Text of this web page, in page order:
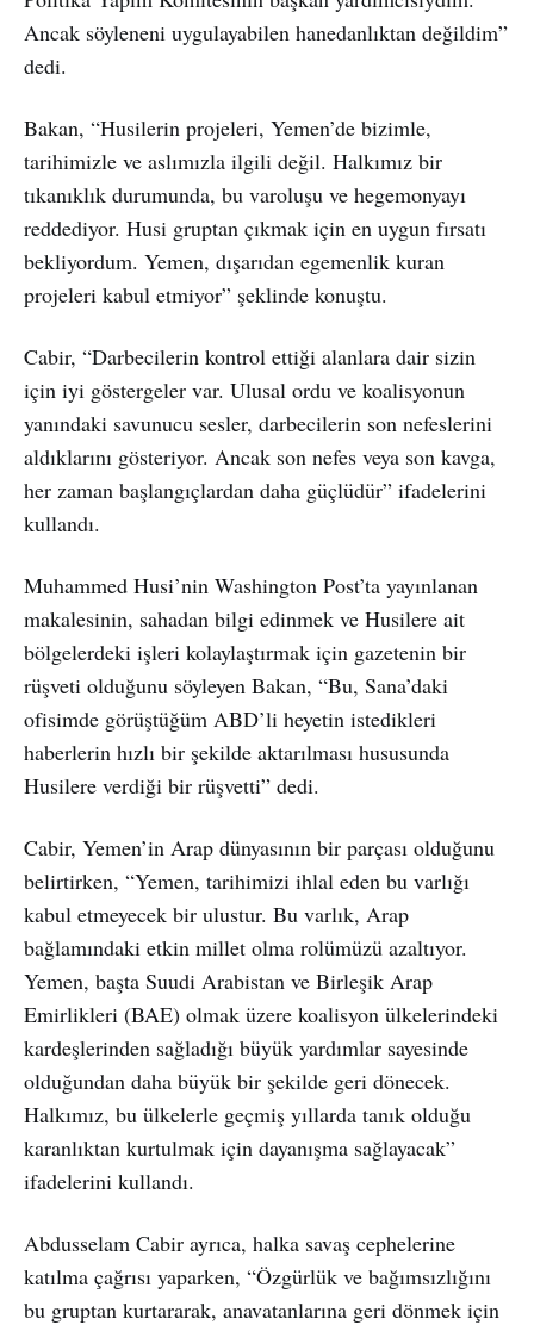
Ancak söyleneni uygulayabilen hanedanlıktan değildim”
dedi.
Bakan, “Husilerin projeleri, Yemen’de bizimle,
tarihimizle ve aslımızla ilgili değil. Halkımız bir
tıkanıklık durumunda, bu varoluşu ve hegemonyayı
reddediyor. Husi gruptan çıkmak için en uygun fırsatı
bekliyordum. Yemen, dışarıdan egemenlik kuran
projeleri kabul etmiyor” şeklinde konuştu.
Cabir, “Darbecilerin kontrol ettiği alanlara dair sizin
için iyi göstergeler var. Ulusal ordu ve koalisyonun
yanındaki savunucu sesler, darbecilerin son nefeslerini
aldıklarını gösteriyor. Ancak son nefes veya son kavga,
her zaman başlangıçlardan daha güçlüdür” ifadelerini
kullandı.
Muhammed Husi’nin Washington Post’ta yayınlanan
makalesinin, sahadan bilgi edinmek ve Husilere ait
bölgelerdeki işleri kolaylaştırmak için gazetenin bir
rüşveti olduğunu söyleyen Bakan, “Bu, Sana’daki
ofisimde görüştüğüm ABD’li heyetin istedikleri
haberlerin hızlı bir şekilde aktarılması hususunda
Husilere verdiği bir rüşvetti” dedi.
Cabir, Yemen’in Arap dünyasının bir parçası olduğunu
belirtirken, “Yemen, tarihimizi ihlal eden bu varlığı
kabul etmeyecek bir ulustur. Bu varlık, Arap
bağlamındaki etkin millet olma rolümüzü azaltıyor.
Yemen, başta Suudi Arabistan ve Birleşik Arap
Emirlikleri (BAE) olmak üzere koalisyon ülkelerindeki
kardeşlerinden sağladığı büyük yardımlar sayesinde
olduğundan daha büyük bir şekilde geri dönecek.
Halkımız, bu ülkelerle geçmiş yıllarda tanık olduğu
karanlıktan kurtulmak için dayanışma sağlayacak”
ifadelerini kullandı.
Abdusselam Cabir ayrıca, halka savaş cephelerine
katılma çağrısı yaparken, “Özgürlük ve bağımsızlığını
bu gruptan kurtararak, anavatanlarına geri dönmek için